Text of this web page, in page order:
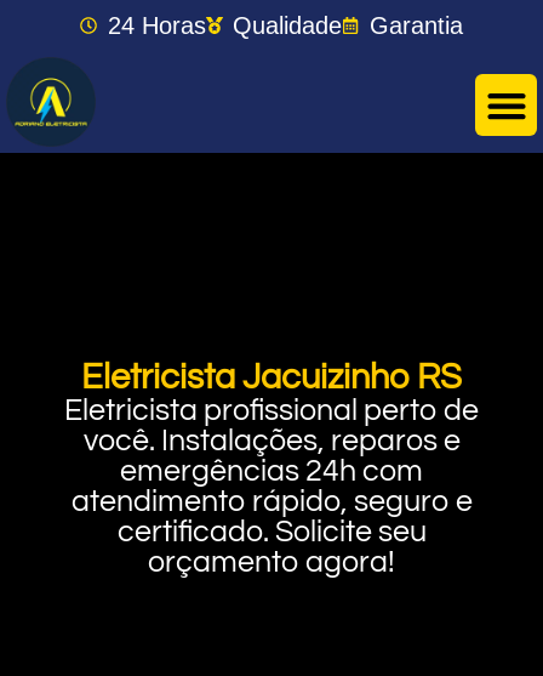
24 Horas Qualidade Garantia
Eletricista Jacuizinho RS
Eletricista profissional perto de
você. Instalações, reparos e
emergências 24h com
atendimento rápido, seguro e
certificado. Solicite seu
orçamento agora!